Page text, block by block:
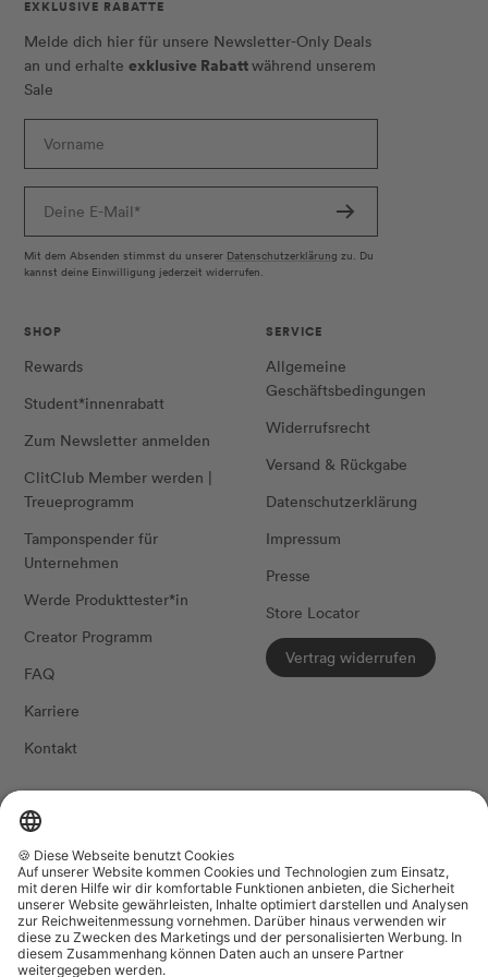
EXKLUSIVE RABATTE
Melde dich hier für unsere Newsletter-Only Deals
an und erhalte exklusive Rabattwährend unserem
Sale
Vorname
Deine E-Mail*
Mit dem Absenden stimmst du unserer Datenschutzerklärung zu. Du
kannst deine Einwilligung jederzeit widerrufen.
SHOP
Rewards
Student*innenrabatt
Zum Newsletter anmelden
ClitClub Member werden |
Treueprogramm
Tamponspender für
Unternehmen
Werde Produkttester*in
Creator Programm
FAQ
Karriere
Kontakt
SERVICE
Allgemeine
Geschäftsbedingungen
Widerrufsrecht
Versand & Rückgabe
Datenschutzerklärung
Impressum
Presse
Store Locator
Vertrag widerrufen
FOLG UNS
Land/Region
Niederlande (EUR €) Sprache
Deutsch